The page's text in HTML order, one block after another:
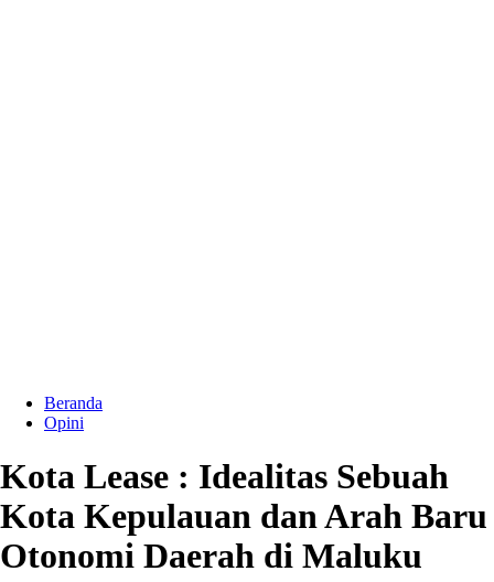
Beranda
Opini
Kota Lease : Idealitas Sebuah
Kota Kepulauan dan Arah Baru
Otonomi Daerah di Maluku